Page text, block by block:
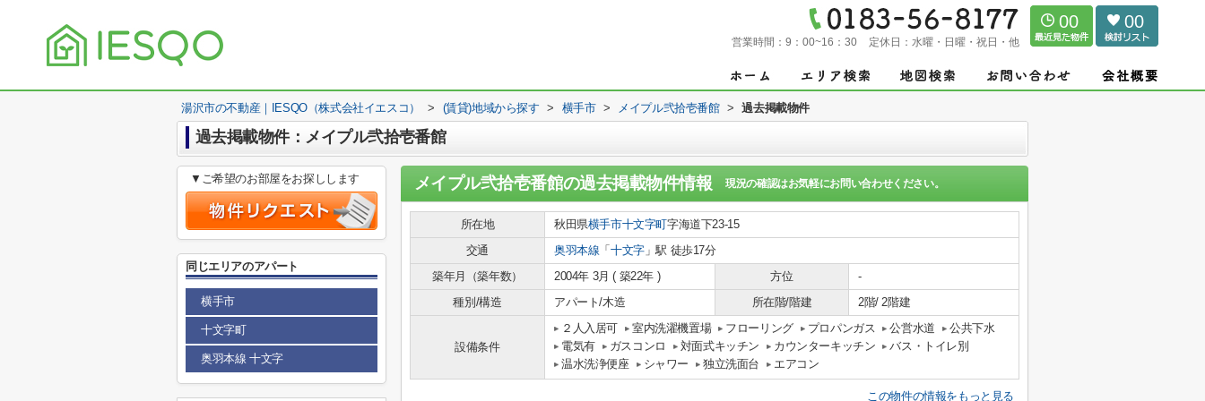
営業時間： 9：00~16：30 定休日： 水曜・日曜・祝日・他
00 00
湯沢市の不動産｜IESQO（株式会社イエスコ） > (賃貸)地域から探す > 横手市 > メイプル弐拾壱番館 > 過去掲載物件
過去掲載物件：メイプル弐拾壱番館
メイプル弐拾壱番館の過去掲載物件情報 現況の確認はお気軽にお問い合わせください。
所在地 秋田県横手市十文字町字海道下23-15
交通
奥羽本線 「十文字」駅 徒歩17分
築年月（築年数）
2004年 3月 ( 築22年 ) 方位
-
種別/構造
アパート/木造 所在階/階建 2階/ 2階建
設備条件
２人入居可 室内洗濯機置場 フローリング プロパンガス 公営水道
公共下水
電気有
ガスコンロ 対面式キッチン カウンターキッチン
バス・トイレ別
温水洗浄便座
シャワー 独立洗面台 エアコン
この物件の情報をもっと見る
▼ご希望のお部屋をお探しします
同じエリアのアパート
横手市
十文字町
奥羽本線 十文字